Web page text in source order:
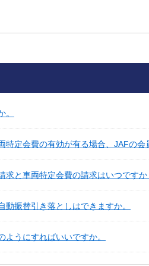
。
特定会費の有効が有る場合、JAFの会
求と車両特定会費の請求はいつですか
振替引き落としはできますか。
うにすればいいですか。